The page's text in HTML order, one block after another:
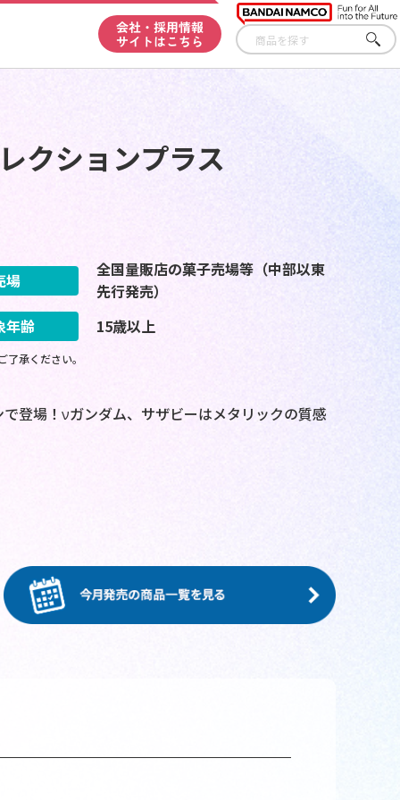
会社・採用情報
サイトはこちら
さが
す
クションプラス
場
全国量販店の菓子売場等（中部以東
先行発売）
年齢
15歳以上
承ください。
登場！νガンダム、サザビーはメタリックの質感